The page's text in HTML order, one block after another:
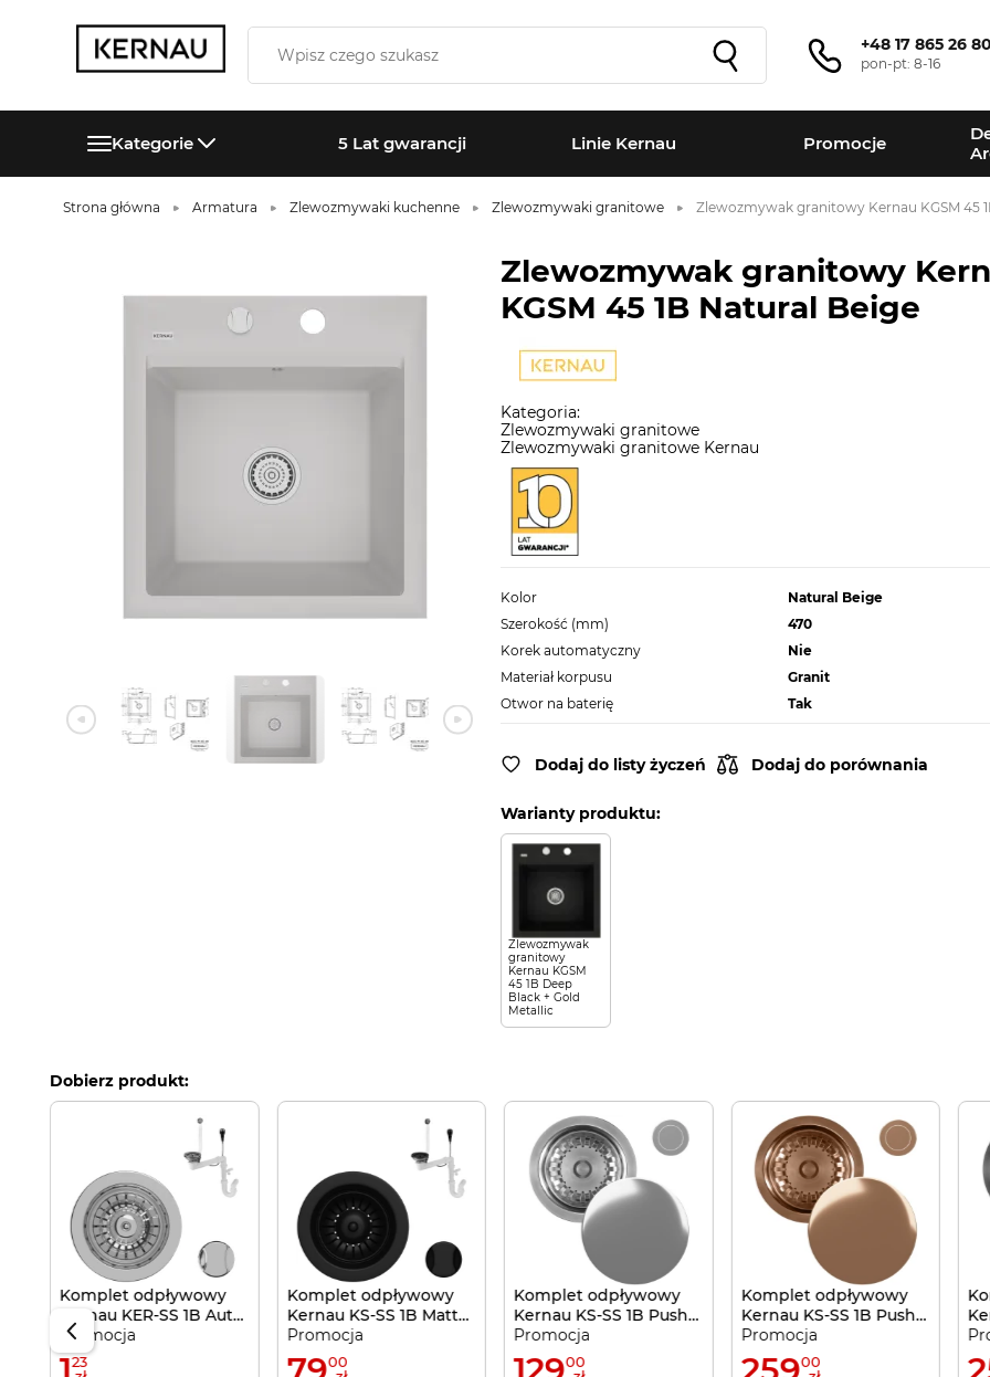
+48 17 865 26 80
pon-pt: 8-16
Kategorie 5 Lat gwarancji Linie Kernau Promocje
Strona główna Armatura Zlewozmywaki kuchenne Zlewozmywaki granitowe Zlewozmywak granitowy Kernau KGSM 45
Zlewozmywak granitowy
KGSM 45 1B Natural Beige
Kategoria:
Zlewozmywaki granitowe
Zlewozmywaki granitowe Kernau
Kolor
Natural Beige
Szerokość (mm)
470
Korek automatyczny
Nie
Materiał korpusu
Granit
Otwor na baterię
Tak
Dodaj do listy życzeń Dodaj do porównania
Warianty produktu:
Zlewozmywak
granitowy
Kernau KGSM
45 1B Deep
Black + Gold
Metallic
Dobierz produkt:
Komplet odpływowy
Kernau KER-SS 1B Aut
Silver
Promocja
23
Komplet odpływowy
Kernau KS-SS 1B Matt
Black
Promocja
00
Komplet odpływowy
Kernau KS-SS 1B Push-
Push Silver
Promocja
00
Komplet odpływowy
Kernau KS-SS 1B Push-
Push Copper
Promocja
00